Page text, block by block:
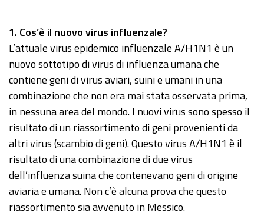
1. Cos’è il nuovo virus influenzale?
L’attuale virus epidemico influenzale A/H1N1 è un
nuovo sottotipo di virus di influenza umana che
contiene geni di virus aviari, suini e umani in una
combinazione che non era mai stata osservata prima,
in nessuna area del mondo. I nuovi virus sono spesso il
risultato di un riassortimento di geni provenienti da
altri virus (scambio di geni). Questo virus A/H1N1 è il
risultato di una combinazione di due virus
dell’influenza suina che contenevano geni di origine
aviaria e umana. Non c’è alcuna prova che questo
riassortimento sia avvenuto in Messico.